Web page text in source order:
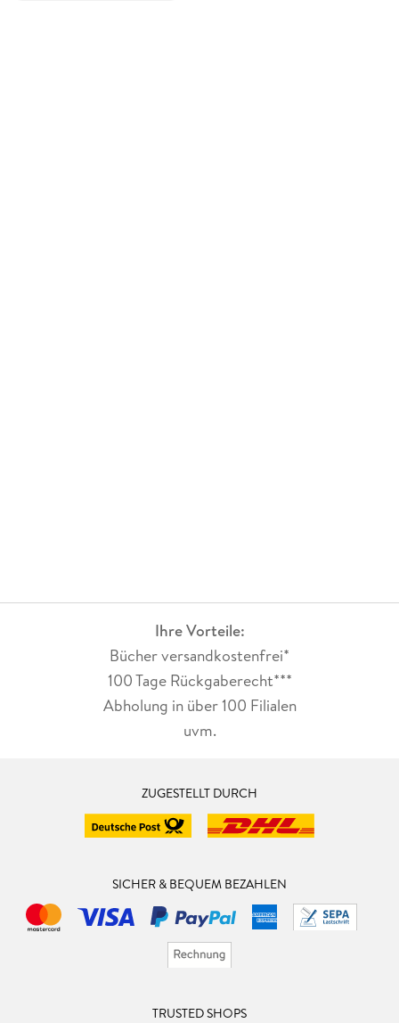
Ihre Vorteile:
Bücher versandkostenfrei*
100 Tage Rückgaberecht***
Abholung in über 100 Filialen
uvm.
ZUGESTELLT DURCH
SICHER & BEQUEM BEZAHLEN
TRUSTED SHOPS